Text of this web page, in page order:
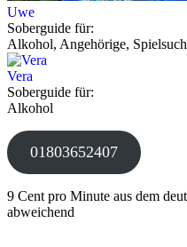
Uwe
Soberguide für:
Alkohol, Angehörige,
Vera
Soberguide für:
Alkohol
01803652407
9 Cent pro Minute aus dem
abweichend